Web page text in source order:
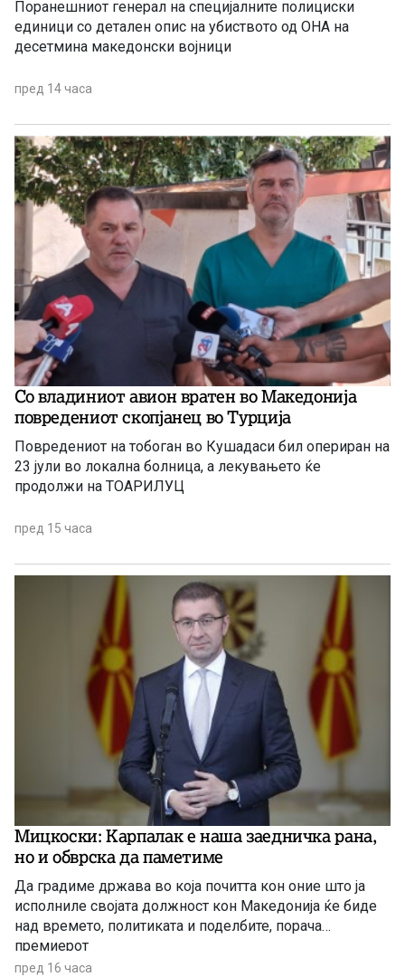
Поранешниот генерал на специјалните полициски
единици со детален опис на убиството од ОНА на
десетмина македонски војници
пред 14 часа
Со владиниот авион вратен во Македонија
повредениот скопјанец во Турција
Повредениот на тобоган во Кушадаси бил опериран на
23 јули во локална болница, а лекувањето ќе
продолжи на ТОАРИЛУЦ
пред 15 часа
Мицкоски: Карпалак е наша заедничка рана,
но и обврска да паметиме
Да градиме држава во која почитта кон оние што ја
исполниле својата должност кон Македонија ќе биде
над времето, политиката и поделбите, порача
премиерот
пред 16 часа